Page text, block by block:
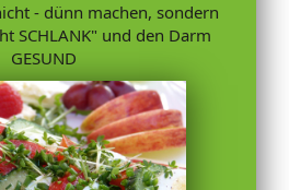
- dünn machen, sondern
SCHLANK" und den Darm
GESUND